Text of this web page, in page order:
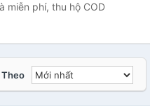
miễn phí, thu hộ COD
Theo